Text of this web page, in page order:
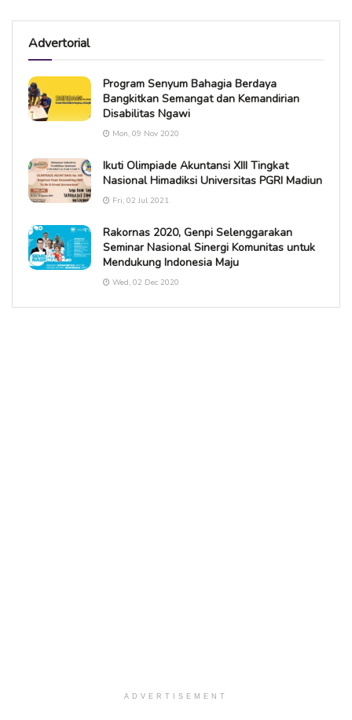
Advertorial
Program Senyum Bahagia Berdaya
Bangkitkan Semangat dan Kemandirian
Disabilitas Ngawi
Mon, 09 Nov 2020
Ikuti Olimpiade Akuntansi XIII Tingkat
Nasional Himadiksi Universitas PGRI Madiun
Fri, 02 Jul 2021
Rakornas 2020, Genpi Selenggarakan
Seminar Nasional Sinergi Komunitas untuk
Mendukung Indonesia Maju
Wed, 02 Dec 2020
ADVERTISEMENT